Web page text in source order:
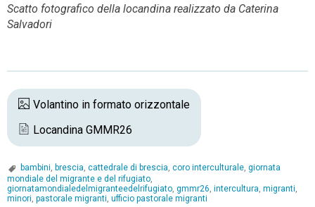
Scatto fotografico della locandina realizzato da Caterina
Salvadori
Volantino in formato orizzontale
Locandina GMMR26
bambini brescia cattedrale di brescia coro interculturale giornata
mondiale del migrante e del rifugiato
giornatamondialedelmigranteedelrifugiato gmmr26 intercultura migranti
minori pastorale migranti ufficio pastorale migranti